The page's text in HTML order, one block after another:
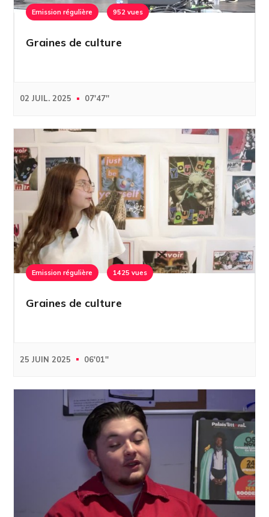
Emission régulière 952 vues
Graines de culture
02 JUIL. 2025 07'47''
Emission régulière 1425 vues
Graines de culture
25 JUIN 2025 06'01''